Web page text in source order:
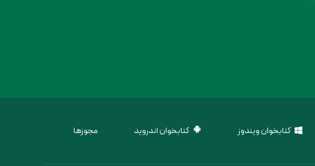
کتابخوان ویندوز کتابخوان اندروید مجوزها